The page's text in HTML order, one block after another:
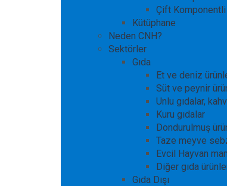
Çift Komponentli
Kütüphane
Neden CNH?
Sektörler
Gıda
Et ve deniz
Süt ve peynir
Unlu gıdalar,
Kuru gıdalar
Dondurulmuş
Taze meyve
Evcil Hayvan
Diğer gıda
Gıda Dışı